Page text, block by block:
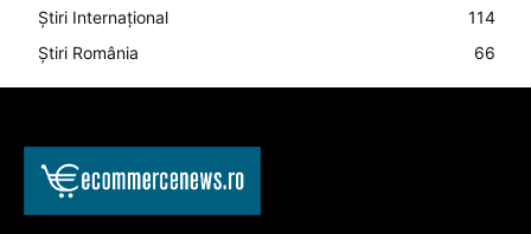
Știri Internațional
114
Știri România
66